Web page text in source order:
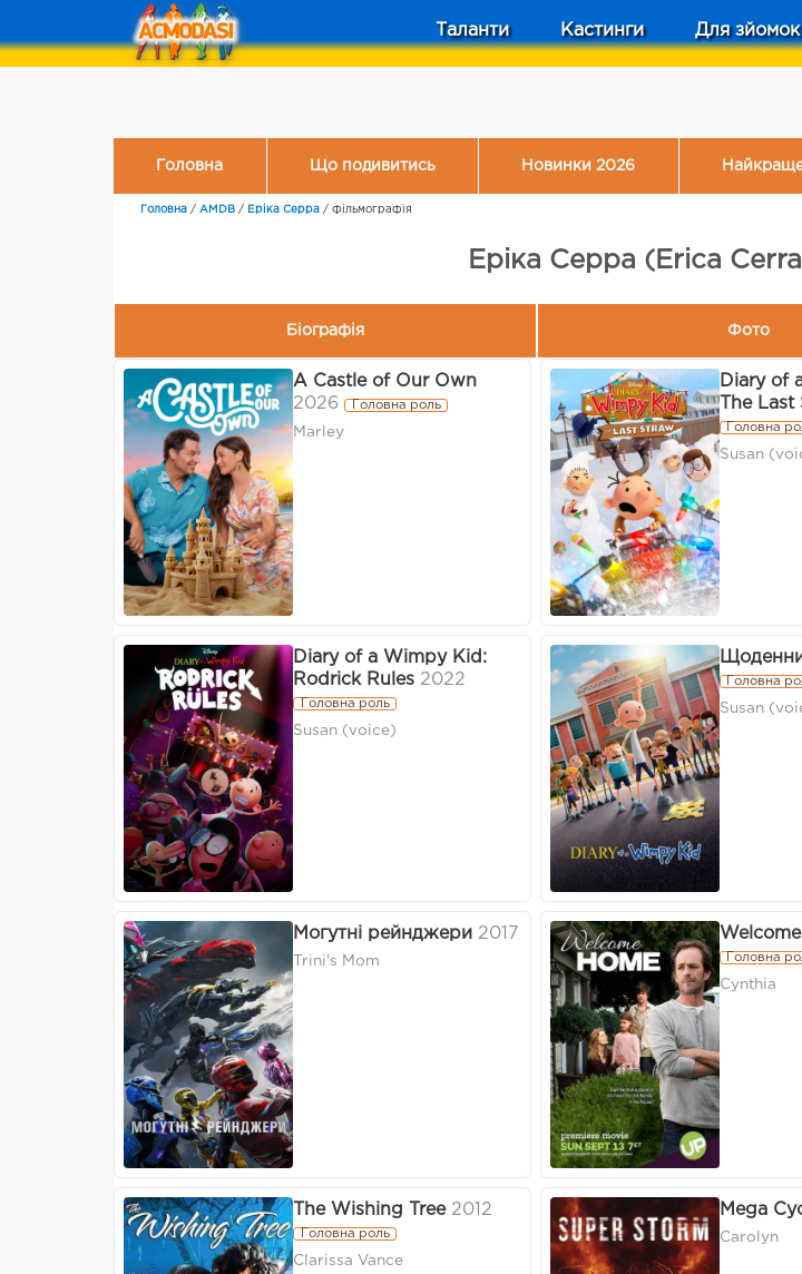
Таланти Кастинги Для зйомок
Головна Що подивитись Новинки 2026
Головна / AMDB / Еріка Серра / Фільмографія
Еріка Серра (Erica
Біографія Фото
A Castle of Our Own
2026
Головна роль
Marley
Diary of
The Last
Головна
Susan
Diary of a Wimpy Kid:
Rodrick Rules 2022
Головна роль
Susan (voice)
Головна
Susan
Могутні рейнджери 2017
Trini's Mom Головна
Cynthia
The Wishing Tree 2012
Головна роль
Clarissa Vance
Mega
Carolyn